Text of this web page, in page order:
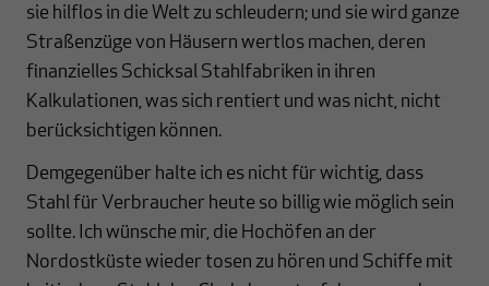
sie hilflos in die Welt zu schleudern; und sie wird ganze
Straßenzüge von Häusern wertlos machen, deren
finanzielles Schicksal Stahlfabriken in ihren
Kalkulationen, was sich rentiert und was nicht, nicht
berücksichtigen können.
Demgegenüber halte ich es nicht für wichtig, dass
Stahl für Verbraucher heute so billig wie möglich sein
sollte. Ich wünsche mir, die Hochöfen an der
Nordostküste wieder tosen zu hören und Schiffe mit